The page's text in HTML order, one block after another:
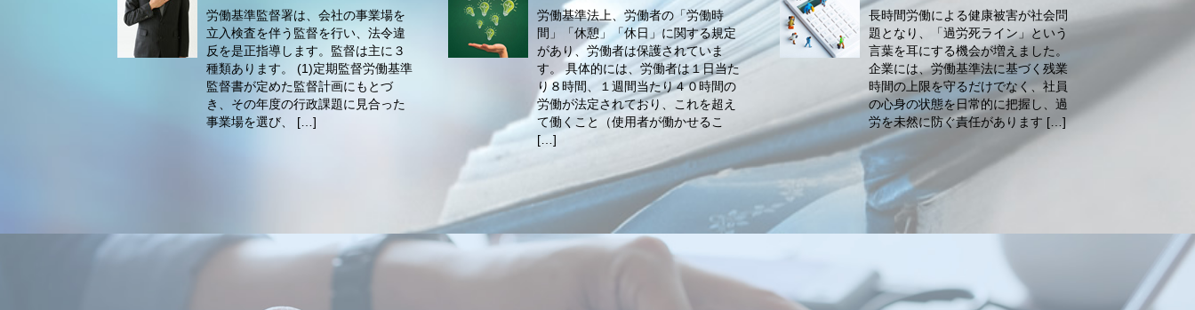
労働基準監督署は、会社の事業場を
立入検査を伴う監督を行い、法令違
反を是正指導します。監督は主に３
種類あります。 (1)定期監督労働基準
監督書が定めた監督計画にもとづ
き、その年度の行政課題に見合った
事業場を選び、 […]
労働基準法上、労働者の「労働時
間」「休憩」「休日」に関する規定
があり、労働者は保護されていま
す。 具体的には、労働者は１日当た
り８時間、１週間当たり４０時間の
労働が法定されており、これを超え
て働くこと（使用者が働かせるこ
[…]
長時間労働による健康被害が社会問
題となり、「過労死ライン」という
言葉を耳にする機会が増えました。
企業には、労働基準法に基づく残業
時間の上限を守るだけでなく、社員
の心身の状態を日常的に把握し、過
労を未然に防ぐ責任があります […]